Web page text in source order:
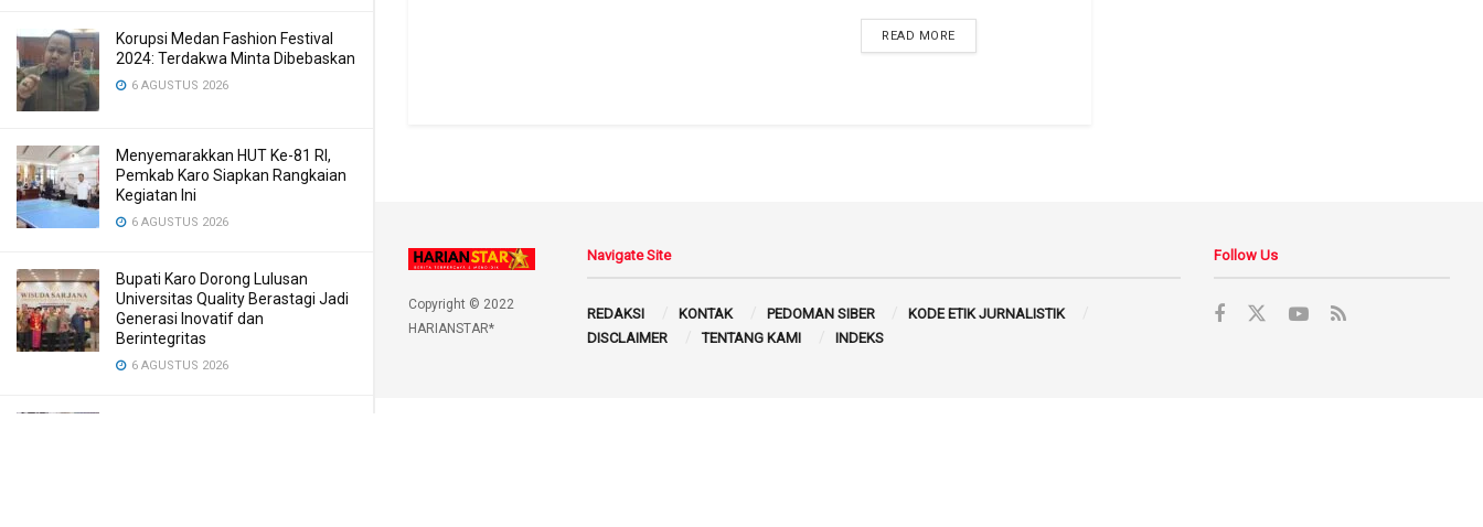
Korupsi Medan Fashion Festival
2024: Terdakwa Minta Dibebaskan
6 AGUSTUS 2026
Menyemarakkan HUT Ke-81 RI,
Pemkab Karo Siapkan Rangkaian
Kegiatan Ini
6 AGUSTUS 2026
Bupati Karo Dorong Lulusan
Universitas Quality Berastagi Jadi
Generasi Inovatif dan
Berintegritas
6 AGUSTUS 2026
READ MORE
Copyright © 2022
HARIANSTAR*
Navigate Site
REDAKSI KONTAK PEDOMAN SIBER
KODE ETIK JURNALISTIK
DISCLAIMER
TENTANG KAMI INDEKS
Follow Us